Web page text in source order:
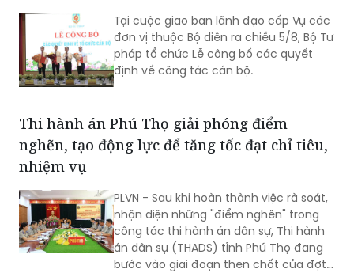
Tại cuộc giao ban lãnh đạo cấp Vụ các
đơn vị thuộc Bộ diễn ra chiều 5/8, Bộ Tư
pháp tổ chức Lễ công bố các quyết
định về công tác cán bộ.
Thi hành án Phú Thọ giải phóng điểm
nghẽn, tạo động lực để tăng tốc đạt chỉ tiêu,
nhiệm vụ
PLVN - Sau khi hoàn thành việc rà soát,
nhận diện những "điểm nghẽn" trong
công tác thi hành án dân sự, Thi hành
án dân sự (THADS) tỉnh Phú Thọ đang
bước vào giai đoạn then chốt của đợt